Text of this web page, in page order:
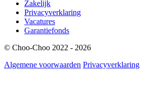
Zakelijk
Privacyverklaring
Vacatures
Garantiefonds
© Choo-Choo 2022 - 2026
Algemene voorwaarden Privacyverklaring